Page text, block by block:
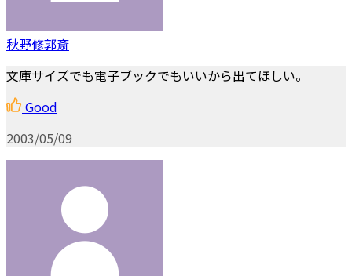
秋野修郭斎
文庫サイズでも電子ブックでもいいから出てほしい。
Good
2003/05/09